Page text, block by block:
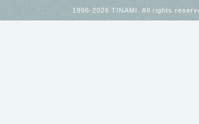
1996-2026 TINAMI. All rights